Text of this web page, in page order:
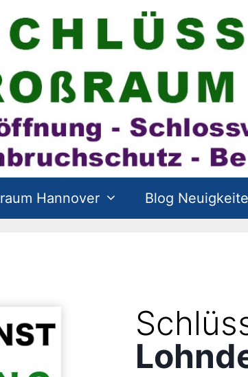
Hannover Blog